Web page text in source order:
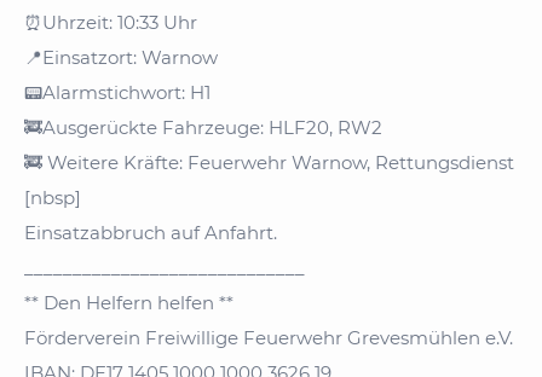
⏰Uhrzeit: 10:33 Uhr
📍Einsatzort: Warnow
📟Alarmstichwort: H1
🚒Ausgerückte Fahrzeuge: HLF20, RW2
🚒 Weitere Kräfte: Feuerwehr Warnow, Rettungsdienst
[nbsp]
Einsatzabbruch auf Anfahrt.
** Den Helfern helfen **
Förderverein Freiwillige Feuerwehr Grevesmühlen e.V.